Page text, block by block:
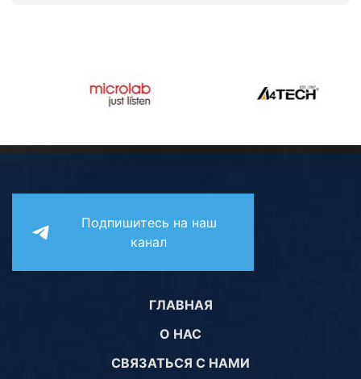
Подпишитесь на наш
канал
ГЛАВНАЯ
О НАС
СВЯЗАТЬСЯ С НАМИ